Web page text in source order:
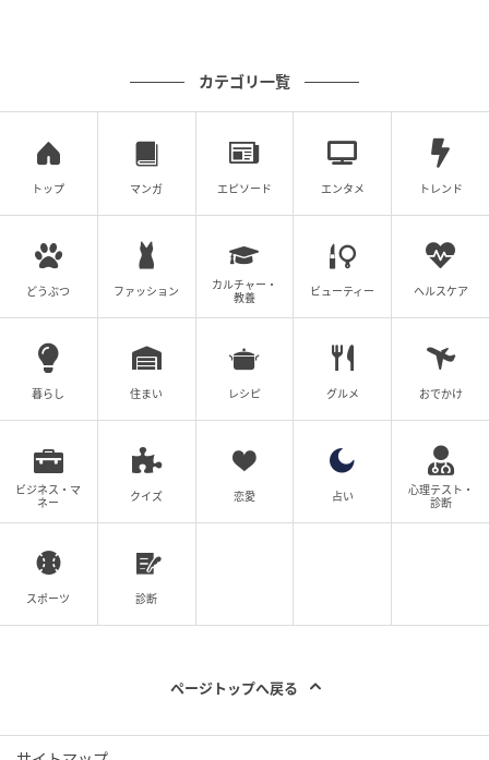
カテゴリ一覧
トップ マンガ エピソード エンタメ トレンド
どうぶつ ファッション
カルチャー・
教養
ビューティー ヘルスケア
暮らし 住まい レシピ グルメ おでかけ
ビジネス・マ
ネー
クイズ 恋愛 占い
心理テスト・
診断
スポーツ 診断
ページトップへ戻る